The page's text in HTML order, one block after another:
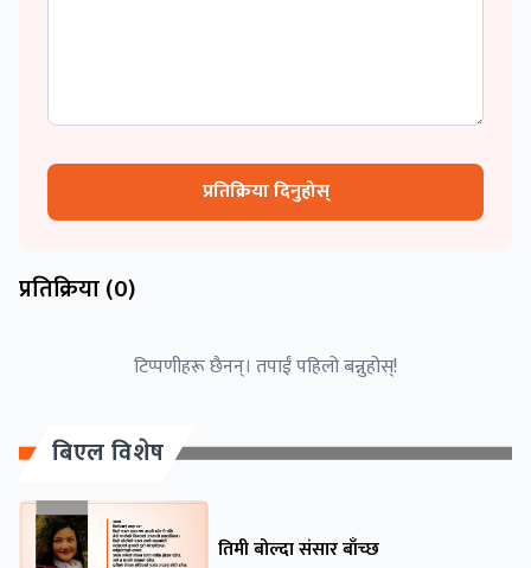
प्रतिक्रिया दिनुहोस्
प्रतिक्रिया (0)
टिप्पणीहरू छैनन्। तपाईं पहिलो बन्नुहोस्!
बिएल विशेष
तिमी बोल्दा संसार बाँच्छ